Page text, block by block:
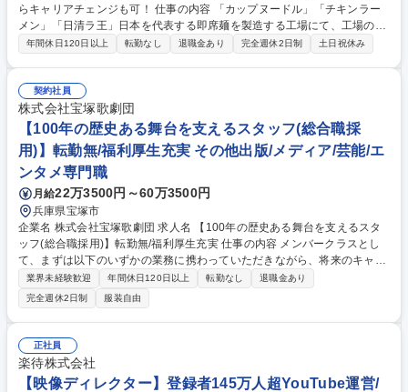
らキャリアチェンジも可！ 仕事の内容 「カップヌードル」「チキンラー
メン」「日清ラ王」日本を代表する即席麺を製造する工場にて、工場の事
務課にて、工場の円滑な運営及び事務業務の改善に貢献に期待をします。
各種書類作成/工場内安全パトロール及び改善活動等） ■従業員勤怠月次確
認業務 ■庶務業務（来客対応/従業員相談対応/備品管理/共有部分設備管
理） ■官公庁対応業務 募集職種 ■【工場人事スタッフ】人材派遣業界から
キャリアチェンジも可！
年間休日120日以上 転勤なし 退職金あり 完全週休2日制 土日祝休み
契約社員
株式会社宝塚歌劇団
【100年の歴史ある舞台を支えるスタッフ(総合職採
用)】転勤無/福利厚生充実 その他出版/メディア/芸能/エ
ンタメ専門職
月給22万3500円～60万3500円
兵庫県宝塚市
企業名 株式会社宝塚歌劇団 求人名 【100年の歴史ある舞台を支えるスタ
ッフ(総合職採用)】転勤無/福利厚生充実 仕事の内容 メンバークラスとし
て、まずは以下のいずかの業務に携わっていただきながら、将来のキャリ
アパスを一緒に考えていくことを想定しています。 ※プロデューサーやマ
ネジメント経験者は管理職登用をご相談予定 ■プロデューサー候補 ・プロ
デューサー/演出家などの補佐業務 ・ショー運営の補佐 など ■著作権交渉
を中心とする企画職業務 ・海外エージェント等との知的財産権における、
交渉/調整 など ■人事総務関連業務 ・現状の人事制度の運用に係る実務 な
ど 募集職種 【100年の歴史ある舞台を支えるスタッフ(総合職採用)】転勤
無/福利厚生充実
業界未経験歓迎 年間休日120日以上 転勤なし
退職金あり
完全週休2日制
服装自由
正社員
楽待株式会社
【映像ディレクター】登録者145万人超YouTube運営/